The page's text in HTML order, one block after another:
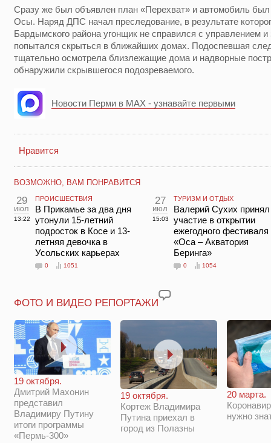
Сразу же был объявлен план «Перехват» и автомобиль
Осы. Наряд ДПС начал преследование, в результате
Бардымского района угонщик не справился с управлением
попытался скрыться в ближайших домах. Подоспевшая
тщательно осмотрела близлежащие дома и надворные
обнаружили скрывшегося подозреваемого.
Новости Перми в MAX - узнавайте первыми
Нравится
ВОЗМОЖНО, ВАМ ПОНРАВИТСЯ
29
июл
13:22
ПРОИСШЕСТВИЯ
В Прикамье за два дня
утонули 15-летний
подросток в Косе и 13-
летняя девочка в
Усольских карьерах
0 1051
27
июл
15:03
ТУРИЗМ И ОТДЫХ
Валерий Сухих принял
участие в открытии
ежегодного фестиваля
«Оса – Акватория
Беринга»
0 1054
ФОТО И ВИДЕО РЕПОРТАЖИ
19 октября.
Дмитрий Махонин
представил
Владимиру Путину
итоги программы
«Пермь-300»
19 октября.
Кортеж Владимира
Путина приехал в
город из Полазны
20 марта.
нужно